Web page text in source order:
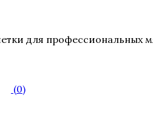
для профессиональных
(0)